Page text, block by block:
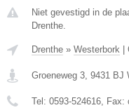
Niet gevestigd in de
Drenthe.
Drenthe » Westerbork
Groeneweg 3 9431 BJ
Tel: 0593-524616 , Fax: